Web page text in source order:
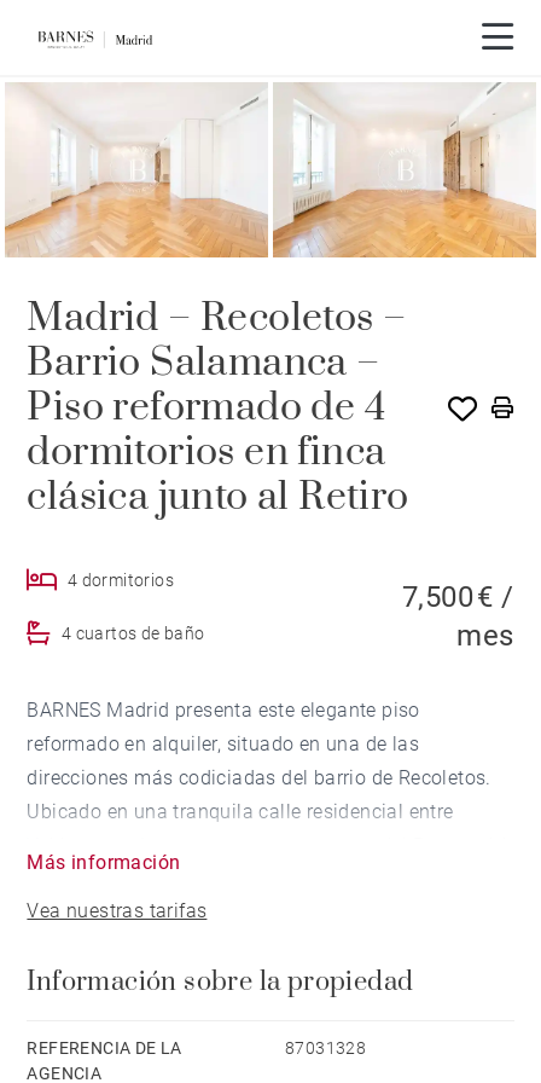
Recorrido en vídeo
Madrid – Recoletos –
Barrio Salamanca –
Piso reformado de 4
dormitorios en finca
clásica junto al Retiro
4 dormitorios
4 cuartos de baño
7,500 € /
mes
BARNES Madrid presenta este elegante piso
reformado en alquiler, situado en una de las
direcciones más codiciadas del barrio de Recoletos.
Ubicado en una tranquila calle residencial entre
finca clásica con las comodidades de una reforma
completamente exterior, concebido como un espacio
Más información
Vea nuestras tarifas
Información sobre la propiedad
REFERENCIA DE LA
AGENCIA
87031328